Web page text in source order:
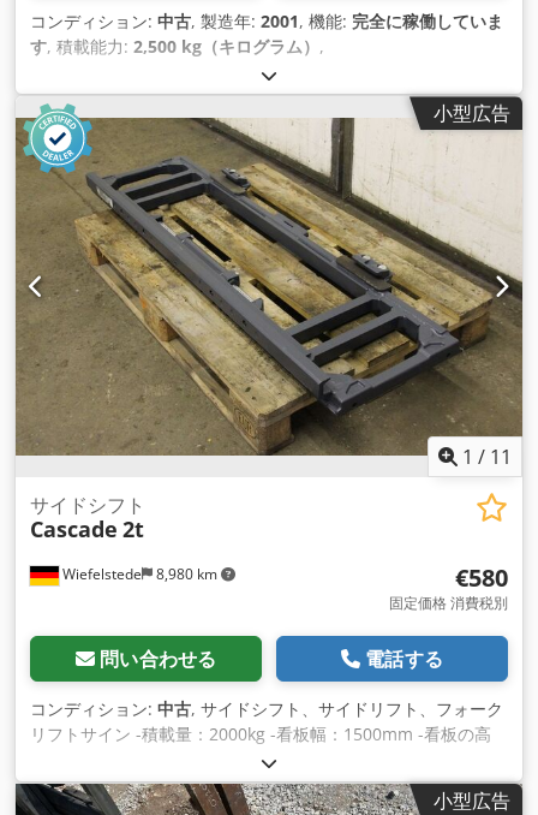
コンディション: 中古, 製造年: 2001, 機能: 完全に稼働していま
す, 積載能力: 2,500 kg（キログラム） ,
小型広告
1 / 11
Wiefelstede 8,980 km
サイドシフト
Cascade 2t
€580
固定価格 消費税別
問い合わせる 電話する
コンディション: 中古, サイドシフト、サイドリフト、フォーク
リフトサイン -積載量：2000kg -看板幅：1500mm -看板の高
さ：400mm -支柱の高さ: 400 mm -寸法図。1500/480/H90
mm -体重：89kg Cedpfx Akod Iflrelsha
小型広告